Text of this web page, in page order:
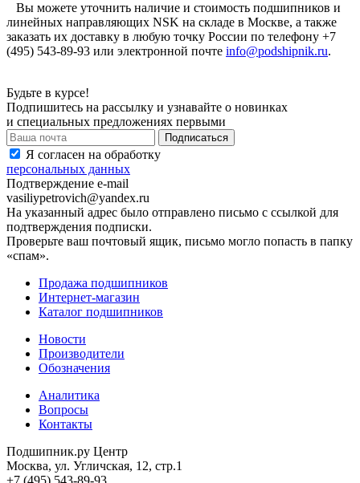
Вы можете уточнить наличие и стоимость подшипников и
линейных направляющих NSK на складе в Москве, а также
заказать их доставку в любую точку России по телефону +7
(495) 543-89-93 или электронной почте info@podshipnik.ru.
Будьте в курсе!
Подпишитесь на рассылку и узнавайте о новинках
и специальных предложениях первыми
Я согласен на обработку
персональных данных
Подтверждение e-mail
vasiliypetrovich@yandex.ru
На указанный адрес было отправлено письмо с ссылкой для
подтверждения подписки.
Проверьте ваш почтовый ящик, письмо могло попасть в папку
«спам».
Продажа подшипников
Интернет-магазин
Каталог подшипников
Новости
Производители
Обозначения
Аналитика
Вопросы
Контакты
Подшипник.ру Центр
Москва, ул. Угличская, 12, стр.1